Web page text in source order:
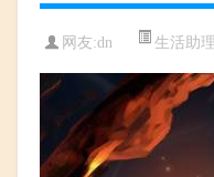
网友:dn 生活助理